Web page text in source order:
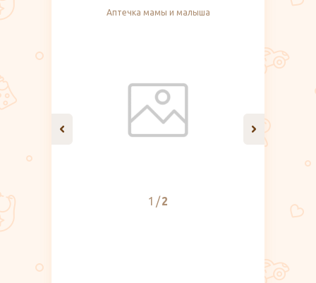
Аптечка мамы и малыша
1 2